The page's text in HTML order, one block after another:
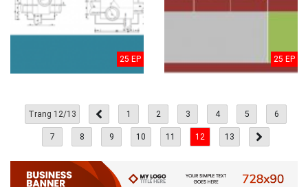
25 EP 25 EP
Trang 12/13 1 2 3 4 5 6
7 8 9 10 11 12 13